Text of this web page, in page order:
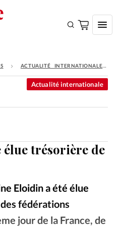
ACTUALITÉ INTERNATIONALE
trésorière de
Eloidin a été élue
fédérations
jour de la France, de
Actualité internationale